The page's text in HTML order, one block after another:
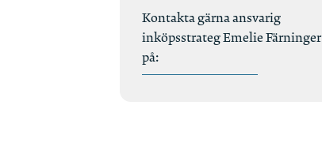
Kontakta gärna ansvarig
inköpsstrateg Emelie Färninger
på: